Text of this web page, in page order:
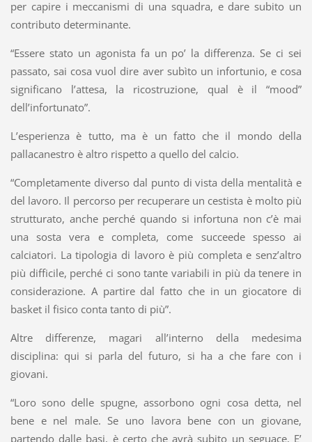
per capire i meccanismi di una squadra, e dare subito un
contributo determinante.
“Essere stato un agonista fa un po’ la differenza. Se ci sei
passato, sai cosa vuol dire aver subìto un infortunio, e cosa
significano l’attesa, la ricostruzione, qual è il “mood”
dell’infortunato”.
L’esperienza è tutto, ma è un fatto che il mondo della
pallacanestro è altro rispetto a quello del calcio.
“Completamente diverso dal punto di vista della mentalità e
del lavoro. Il percorso per recuperare un cestista è molto più
strutturato, anche perché quando si infortuna non c’è mai
una sosta vera e completa, come succeede spesso ai
calciatori. La tipologia di lavoro è più completa e senz’altro
più difficile, perché ci sono tante variabili in più da tenere in
considerazione. A partire dal fatto che in un giocatore di
basket il fisico conta tanto di più”.
Altre differenze, magari all’interno della medesima
disciplina: qui si parla del futuro, si ha a che fare con i
giovani.
“Loro sono delle spugne, assorbono ogni cosa detta, nel
bene e nel male. Se uno lavora bene con un giovane,
partendo dalle basi, è certo che avrà subito un seguace. E’